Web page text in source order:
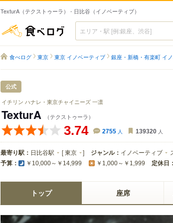
TexturA（テクストゥーラ） - 日比谷（イノベーティブ）
食べログ
食べログ 東京 東京 イノベーティブ 銀座・新橋・有楽町 イ
公式
イチリン ハナレ・東京チャイニーズ 一凛
TexturA （テクストゥーラ）
3.74 2755 人 139320 人
最寄り駅： 日比谷駅 [東京 ] ジャンル： イノベーティブ
予算： ￥10,000～￥14,999 ￥1,000～￥1,999 定休日：
トップ 座席